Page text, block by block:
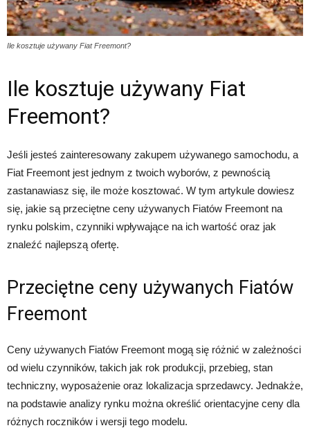
Ile kosztuje używany Fiat Freemont?
Ile kosztuje używany Fiat
Freemont?
Jeśli jesteś zainteresowany zakupem używanego samochodu, a
Fiat Freemont jest jednym z twoich wyborów, z pewnością
zastanawiasz się, ile może kosztować. W tym artykule dowiesz
się, jakie są przeciętne ceny używanych Fiatów Freemont na
rynku polskim, czynniki wpływające na ich wartość oraz jak
znaleźć najlepszą ofertę.
Przeciętne ceny używanych Fiatów
Freemont
Ceny używanych Fiatów Freemont mogą się różnić w zależności
od wielu czynników, takich jak rok produkcji, przebieg, stan
techniczny, wyposażenie oraz lokalizacja sprzedawcy. Jednakże,
na podstawie analizy rynku można określić orientacyjne ceny dla
różnych roczników i wersji tego modelu.